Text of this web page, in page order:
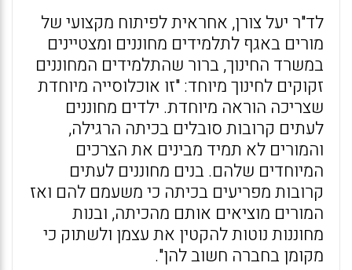
לד"ר יעל צורן, אחראית לפיתוח מקצועי של
מורים באגף לתלמידים מחוננים ומצטיינים
במשרד החינוך, ברור שהתלמידים המחוננים
זקוקים לחינוך מיוחד: "זו אוכלוסייה מיוחדת
שצריכה הוראה מיוחדת. ילדים מחוננים
לעתים קרובות סובלים בכיתה הרגילה,
והמורים לא תמיד מבינים את הצרכים
המיוחדים שלהם. בנים מחוננים לעתים
קרובות מפריעים בכיתה כי משעמם להם ואז
המורים מוציאים אותם מהכיתה, ובנות
מחוננות נוטות להקטין את עצמן ולשתוק כי
מקומן בחברה חשוב להן".